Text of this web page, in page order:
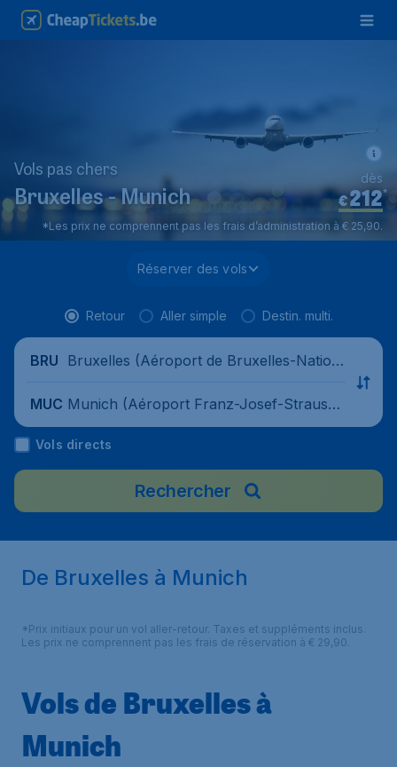
Vols pas chers
Bruxelles - Munich €212*
dès
*Les prix ne comprennent pas les frais d’administration à € 25,90.
Réserver des vols
Retour Aller simple Destin. multi.
BRU Bruxelles (Aéroport de Bruxelles-Nation
MUC Munich (Aéroport Franz-Josef-Strauss
de Munich), Allemagne
Vols directs
Rechercher
De Bruxelles à Munich
*Prix initiaux pour un vol aller-retour. Taxes et suppléments inclus.
Les prix ne comprennent pas les frais de réservation à € 29,90.
Vols de Bruxelles à
Munich